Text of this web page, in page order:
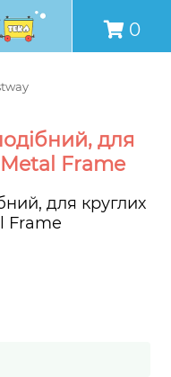
0
для
Frame